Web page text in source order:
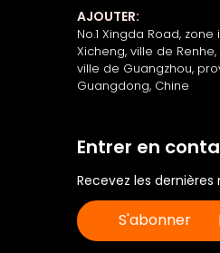
AJOUTER:
No.1 Xingda Road,
Xicheng, ville de
ville de Guangzhou,
Guangdong, Chine
Entrer en
Recevez les dernières
S'abonner